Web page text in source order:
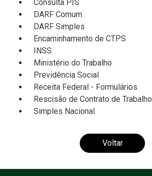
Consulta PIS
DARF Comum
DARF Simples
Encaminhamento de CTPS
INSS
Ministério do Trabalho
Previdência Social
Receita Federal - Formulários
Rescisão de Contrato de Trabalho
Simples Nacional
Voltar